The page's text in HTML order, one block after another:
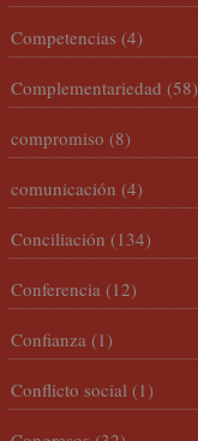
Competencias (4)
Complementariedad (58)
compromiso (8)
comunicación (4)
Conciliación (134)
Conferencia (12)
Confianza (1)
Conflicto social (1)